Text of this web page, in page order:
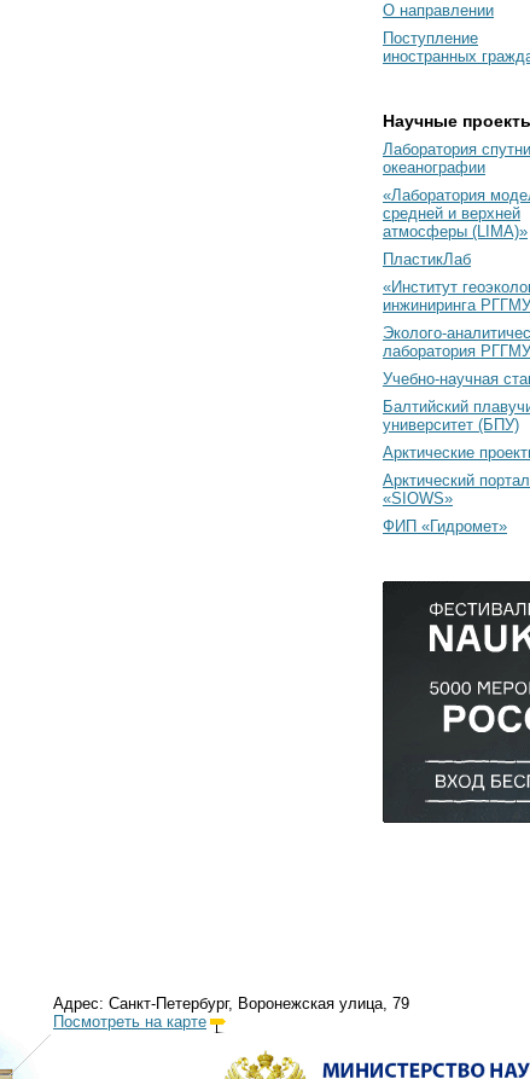
О направлении
Поступление
иностранных
Научные
Лаборатория
океанографии
«Лаборатория
средней и верхней
атмосферы (LIMA)»
ПластикЛаб
«Институт
инжиниринга
Эколого-
лаборатория РГГМУ
Учебно-научная
Балтийский
университет (БПУ)
Арктические
Арктический портал
«SIOWS»
ФИП «Гидромет»
Адрес: Санкт-Петербург, Воронежская улица, 79
Посмотреть на карте